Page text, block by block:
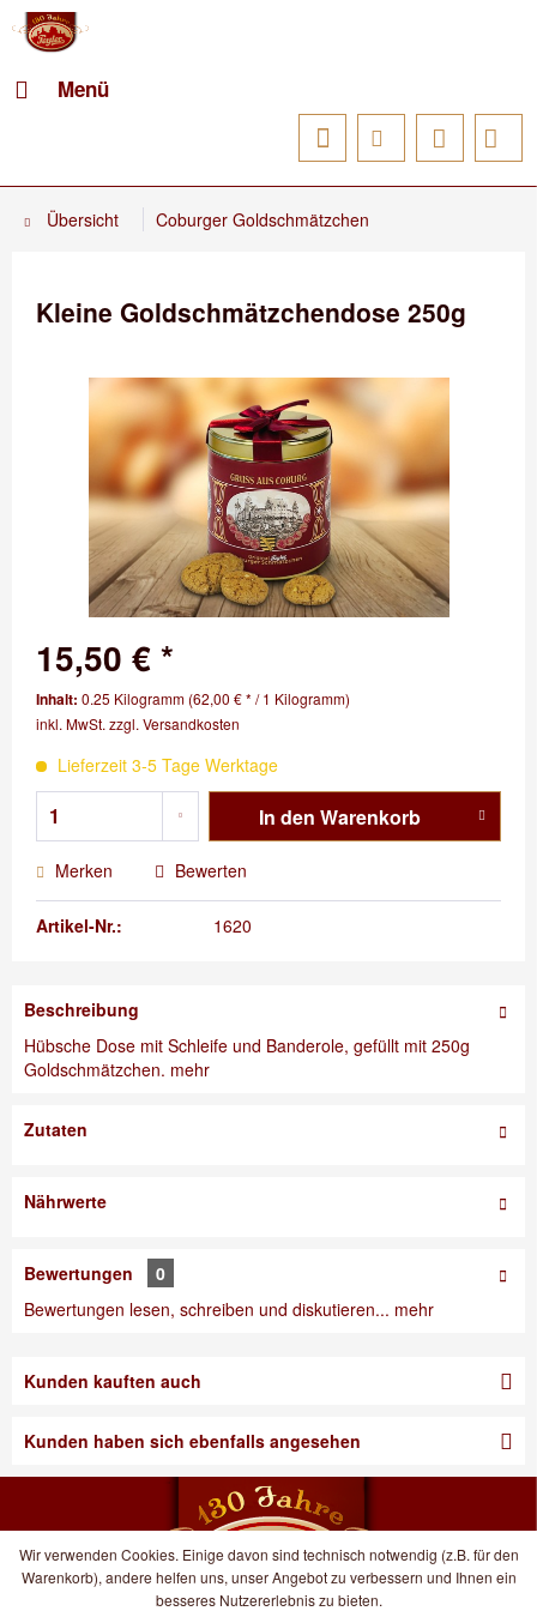
Menü
Übersicht Coburger Goldschmätzchen
Kleine Goldschmätzchendose 250g
15,50 € *
Inhalt: 0.25 Kilogramm (62,00 € * / 1 Kilogramm)
inkl. MwSt. zzgl. Versandkosten
Lieferzeit 3-5 Tage Werktage
In den Warenkorb
Merken Bewerten
Artikel-Nr.: 1620
Beschreibung
Hübsche Dose mit Schleife und Banderole, gefüllt mit 250g
Goldschmätzchen. mehr
Zutaten
Nährwerte
Bewertungen
0
Bewertungen lesen, schreiben und diskutieren... mehr
Kunden kauften auch
Kunden haben sich ebenfalls angesehen
Wir verwenden Cookies. Einige davon sind technisch notwendig (z.B. für den
Warenkorb), andere helfen uns, unser Angebot zu verbessern und Ihnen ein
besseres Nutzererlebnis zu bieten.